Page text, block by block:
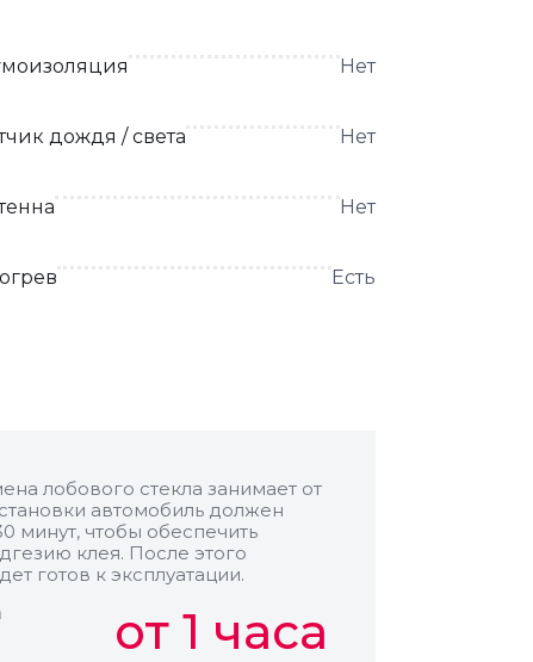
Нет
дождя / света Нет
Нет
Есть
лобового стекла занимает от
автомобиль должен
минут, чтобы обеспечить
клея. После этого
готов к эксплуатации.
от 1 часа